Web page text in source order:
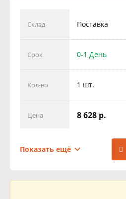
Склад Поставка
Срок 0-1 День
Кол-во 1 шт.
Цена 8 628 р.
Поставка
Показать ещё